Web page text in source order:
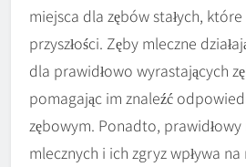
miejsca dla zębów stałych,
przyszłości. Zęby mleczne
dla prawidłowo wyrastających
pomagając im znaleźć
zębowym. Ponadto,
mlecznych i ich zgryz wpływa